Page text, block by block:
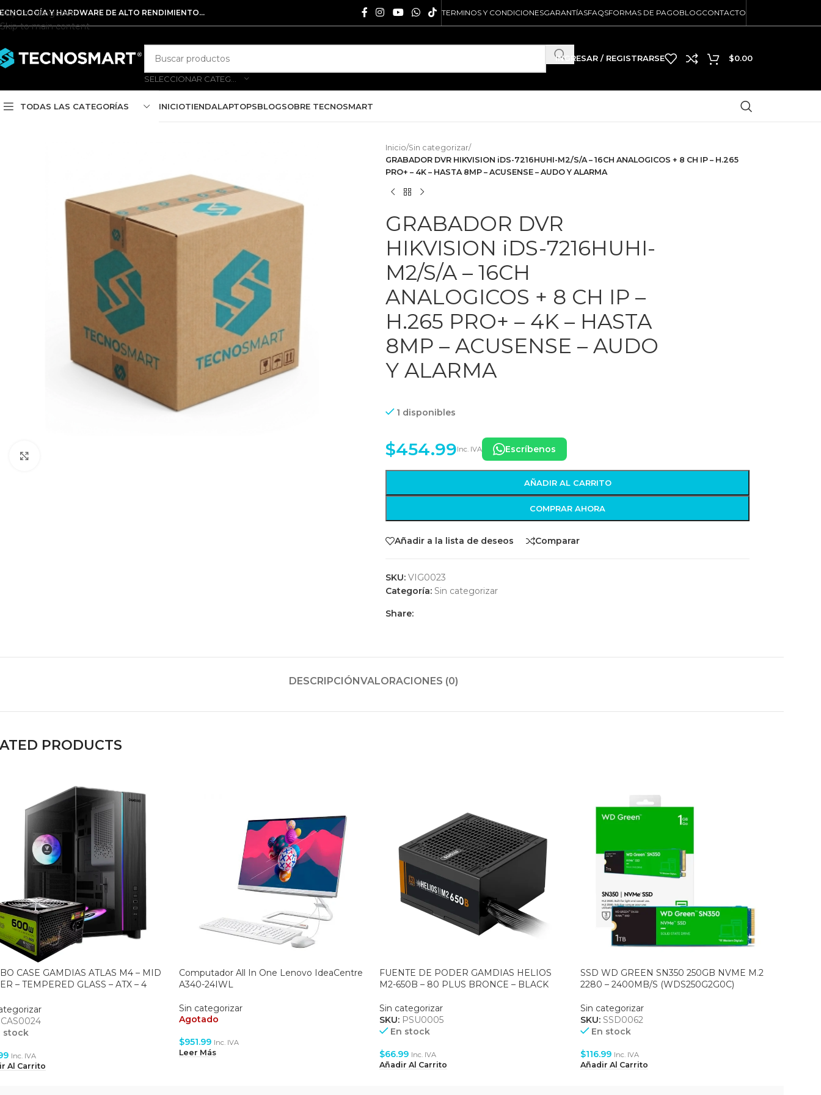
Skip to navigation
Skip to main content
Y HARDWARE DE ALTO RENDIMIENTO... TERMINOS Y CONDICIONESGARANTÍASFAQSFORMAS DE PAGOBLOGCONTACTO
INGRESAR / REGISTRARSE $0.00
TODAS LAS CATEGORÍAS INICIOTIENDALAPTOPSBLOGSOBRE TECNOSMART
Inicio/Sin categorizar/
GRABADOR DVR HIKVISION iDS-7216HUHI-M2/S/A – 16CH ANALOGICOS + 8 CH IP – H.265
PRO+ – 4K – HASTA 8MP – ACUSENSE – AUDO Y ALARMA
GRABADOR DVR
HIKVISION iDS-7216HUHI-
M2/S/A – 16CH
ANALOGICOS + 8 CH IP –
H.265 PRO+ – 4K – HASTA
8MP – ACUSENSE – AUDO
Y ALARMA
1 disponibles
$454.99Inc. IVA Escríbenos
AÑADIR AL CARRITO
COMPRAR AHORA
Añadir a la lista de deseos Comparar
SKU: VIG0023
Categoría: Sin categorizar
Share:
DESCRIPCIÓNVALORACIONES (0)
PRODUCTS
CASE GAMDIAS ATLAS M4 – MID
– TEMPERED GLASS – ATX – 4
CAS0024
stock
Inc. IVA
Al Carrito
Computador All In One Lenovo IdeaCentre
A340-24IWL
Sin categorizar
Agotado
$951.99 Inc. IVA
Leer Más
FUENTE DE PODER GAMDIAS HELIOS
M2-650B – 80 PLUS BRONCE – BLACK
Sin categorizar
SKU: PSU0005
En stock
$66.99 Inc. IVA
Añadir Al Carrito
SSD WD GREEN SN350 250GB NVME M.2
2280 – 2400MB/S (WDS250G2G0C)
Sin categorizar
SKU: SSD0062
En stock
$116.99 Inc. IVA
Añadir Al Carrito